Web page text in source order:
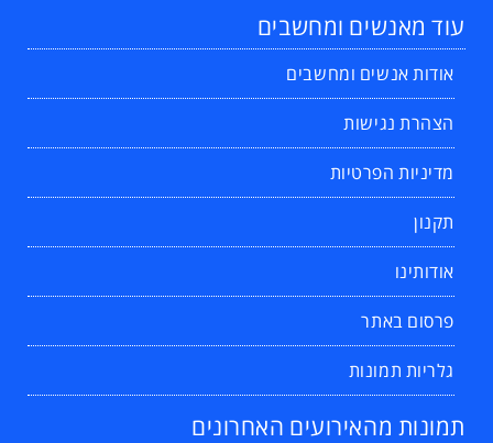
עוד מאנשים ומחשבים
אודות אנשים ומחשבים
הצהרת נגישות
מדיניות הפרטיות
תקנון
אודותינו
פרסום באתר
גלריות תמונות
תמונות מהאירועים האחרונים